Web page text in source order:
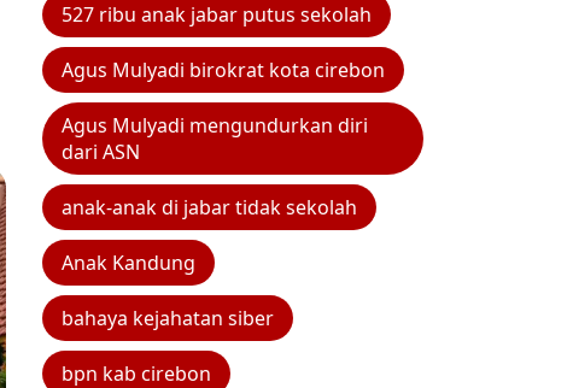
527 ribu anak jabar putus sekolah
Agus Mulyadi birokrat kota cirebon
Agus Mulyadi mengundurkan diri
dari ASN
anak-anak di jabar tidak sekolah
Anak Kandung
bahaya kejahatan siber
bpn kab cirebon